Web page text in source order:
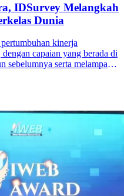
IDSurvey Melangkah
Dunia
kinerja
capaian yang berada di
sebelumnya serta melampaui